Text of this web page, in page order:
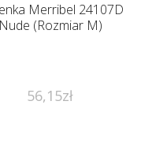
Merribel 24107D
Nude (Rozmiar M)
56,15zł